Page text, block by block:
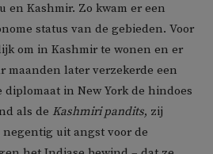
en Kashmir. Zo kwam er een
status van de gebieden. Voor
om in Kashmir te wonen en er
maanden later verzekerde een
in New York de hindoes
als de Kashmiri pandits, zij
uit angst voor de